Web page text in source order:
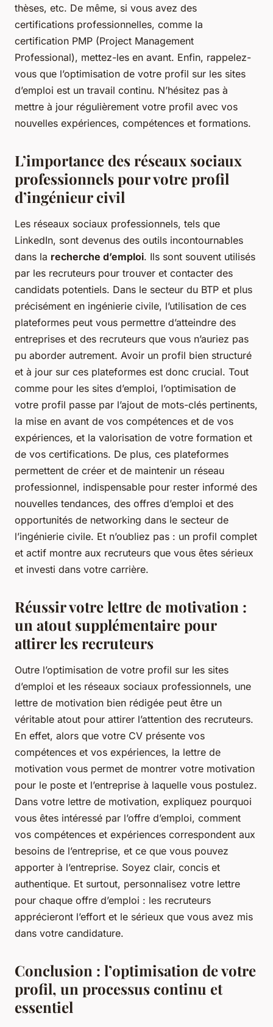
thèses, etc. De même, si vous avez des
certifications professionnelles, comme la
certification PMP (Project Management
Professional), mettez-les en avant. Enfin, rappelez-
vous que l’optimisation de votre profil sur les sites
d’emploi est un travail continu. N’hésitez pas à
mettre à jour régulièrement votre profil avec vos
nouvelles expériences, compétences et formations.
L’importance des réseaux sociaux
professionnels pour votre profil
d’ingénieur civil
Les réseaux sociaux professionnels, tels que
LinkedIn, sont devenus des outils incontournables
dans la recherche d’emploi. Ils sont souvent utilisés
par les recruteurs pour trouver et contacter des
candidats potentiels. Dans le secteur du BTP et plus
précisément en ingénierie civile, l’utilisation de ces
plateformes peut vous permettre d’atteindre des
entreprises et des recruteurs que vous n’auriez pas
pu aborder autrement. Avoir un profil bien structuré
et à jour sur ces plateformes est donc crucial. Tout
comme pour les sites d’emploi, l’optimisation de
votre profil passe par l’ajout de mots-clés pertinents,
la mise en avant de vos compétences et de vos
expériences, et la valorisation de votre formation et
de vos certifications. De plus, ces plateformes
permettent de créer et de maintenir un réseau
professionnel, indispensable pour rester informé des
nouvelles tendances, des offres d’emploi et des
opportunités de networking dans le secteur de
l’ingénierie civile. Et n’oubliez pas : un profil complet
et actif montre aux recruteurs que vous êtes sérieux
et investi dans votre carrière.
Réussir votre lettre de motivation :
un atout supplémentaire pour
attirer les recruteurs
Outre l’optimisation de votre profil sur les sites
d’emploi et les réseaux sociaux professionnels, une
lettre de motivation bien rédigée peut être un
véritable atout pour attirer l’attention des recruteurs.
En effet, alors que votre CV présente vos
compétences et vos expériences, la lettre de
motivation vous permet de montrer votre motivation
pour le poste et l’entreprise à laquelle vous postulez.
Dans votre lettre de motivation, expliquez pourquoi
vous êtes intéressé par l’offre d’emploi, comment
vos compétences et expériences correspondent aux
besoins de l’entreprise, et ce que vous pouvez
apporter à l’entreprise. Soyez clair, concis et
authentique. Et surtout, personnalisez votre lettre
pour chaque offre d’emploi : les recruteurs
apprécieront l’effort et le sérieux que vous avez mis
dans votre candidature.
Conclusion : l’optimisation de votre
profil, un processus continu et
essentiel